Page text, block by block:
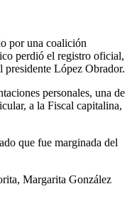
por una coalición
perdió el registro oficial,
presidente López Obrador.
personales, una de
a la Fiscal capitalina,
que fue marginada del
Margarita González